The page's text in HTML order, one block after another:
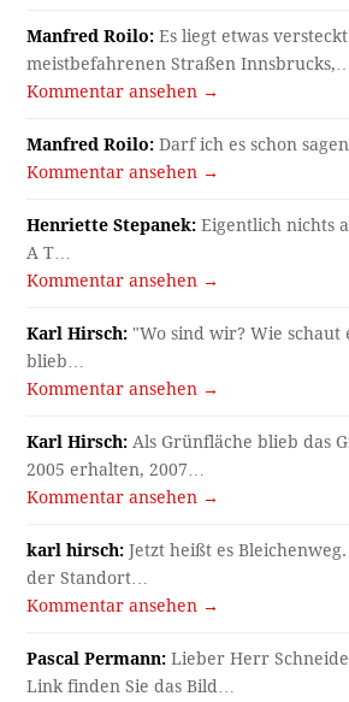
Manfred Roilo: Es liegt etwas
meistbefahrenen Straßen Innsbrucks,…
Kommentar ansehen →
Manfred Roilo: Darf ich es schon
Kommentar ansehen →
Henriette Stepanek: Eigentlich nichts
A T…
Kommentar ansehen →
Karl Hirsch: "Wo sind wir? Wie schaut
blieb…
Kommentar ansehen →
Karl Hirsch: Als Grünfläche blieb das
2005 erhalten, 2007…
Kommentar ansehen →
karl hirsch: Jetzt heißt es
der Standort…
Kommentar ansehen →
Pascal Permann: Lieber Herr
Link finden Sie das Bild…